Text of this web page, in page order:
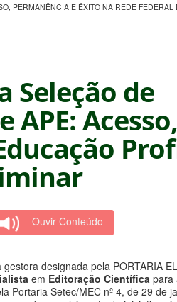
PERMANÊNCIA E ÊXITO NA REDE FEDERAL
Seleção de
Acesso,
Ouvir Conteúdo
designada pela PORTARIA
em Editoração Científica para
Portaria Setec/MEC nº 4, de 29 de